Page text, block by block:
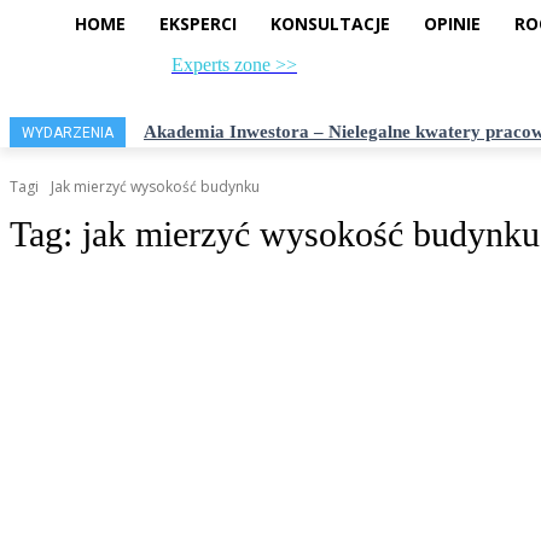
HOME EKSPERCI KONSULTACJE OPINIE
Experts zone >>
WYDARZENIA Akademia Inwestora – Nielegalne kwatery
Tagi Jak mierzyć wysokość budynku
Tag: jak mierzyć wysokość budynku